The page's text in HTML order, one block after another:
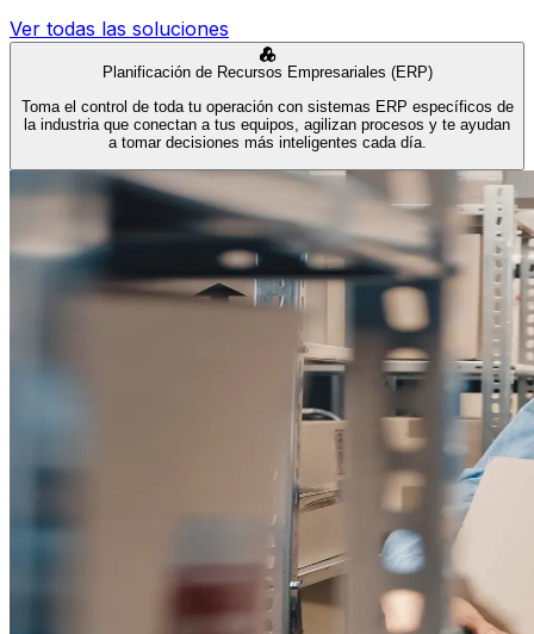
Ver todas las soluciones
Planificación de Recursos Empresariales (ERP)
Toma el control de toda tu operación con sistemas ERP específicos de
la industria que conectan a tus equipos, agilizan procesos y te ayudan
a tomar decisiones más inteligentes cada día.